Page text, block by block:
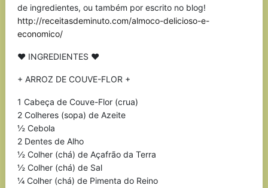
de ingredientes, ou também por escrito no blog!
http://receitasdeminuto.com/almoco-delicioso-e-
economico/
♥ INGREDIENTES ♥
+ ARROZ DE COUVE-FLOR +
1 Cabeça de Couve-Flor (crua)
2 Colheres (sopa) de Azeite
½ Cebola
2 Dentes de Alho
½ Colher (chá) de Açafrão da Terra
½ Colher (chá) de Sal
¼ Colher (chá) de Pimenta do Reino